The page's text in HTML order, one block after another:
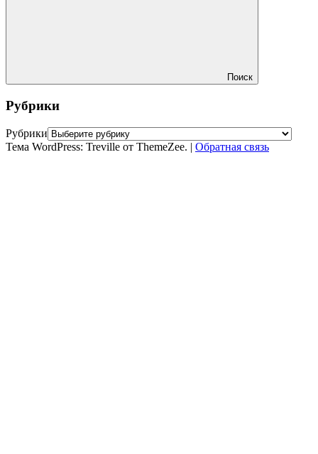
Поиск
Рубрики
Рубрики
Тема WordPress: Treville от ThemeZee. | Обратная связь